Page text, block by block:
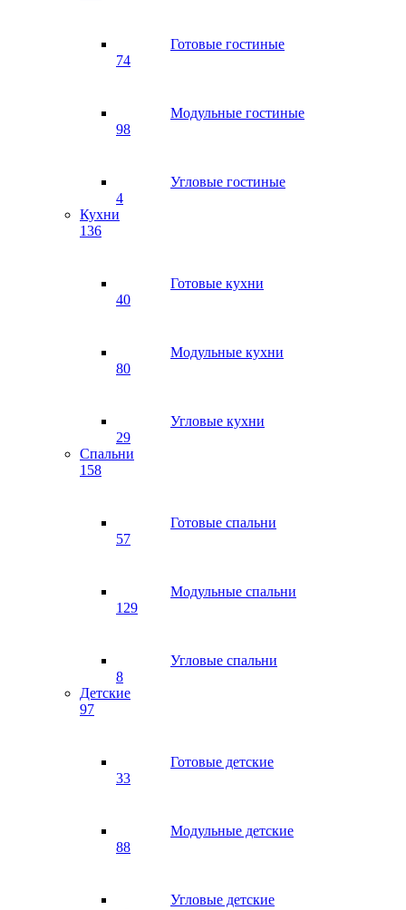
Готовые гостиные
74
Модульные гостиные
98
Угловые гостиные
4
Кухни
136
Готовые кухни
40
Модульные кухни
80
Угловые кухни
29
Спальни
158
Готовые спальни
57
Модульные спальни
129
Угловые спальни
8
Детские
97
Готовые детские
33
Модульные детские
88
Угловые детские